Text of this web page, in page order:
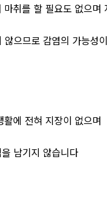
취를 할 필요도 없으며
않으므로 감염의 가능성
에 전혀 지장이 없으며
남기지 않습니다